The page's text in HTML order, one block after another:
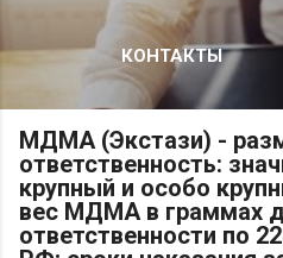
КОНТАКТЫ
МДМА (Экстази) -
ответственность:
крупный и особо
вес МДМА в граммах
ответственности по